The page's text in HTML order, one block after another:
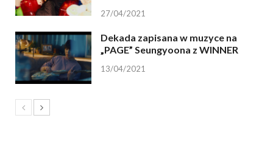
27/04/2021
Dekada zapisana w muzyce na
„PAGE” Seungyoona z WINNER
13/04/2021